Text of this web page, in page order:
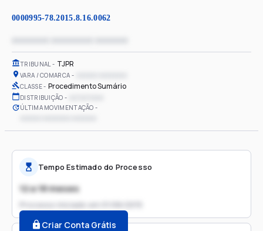
0000995-78.2015.8.16.0062
TRIBUNAL TJPR
VARA / COMARCA
CLASSE Procedimento Sumário
DISTRIBUIÇÃO
ÚLTIMA MOVIMENTAÇÃO
Tempo Estimado do Processo
12 a 18 meses
Processo iniciado em
Criar Conta Grátis